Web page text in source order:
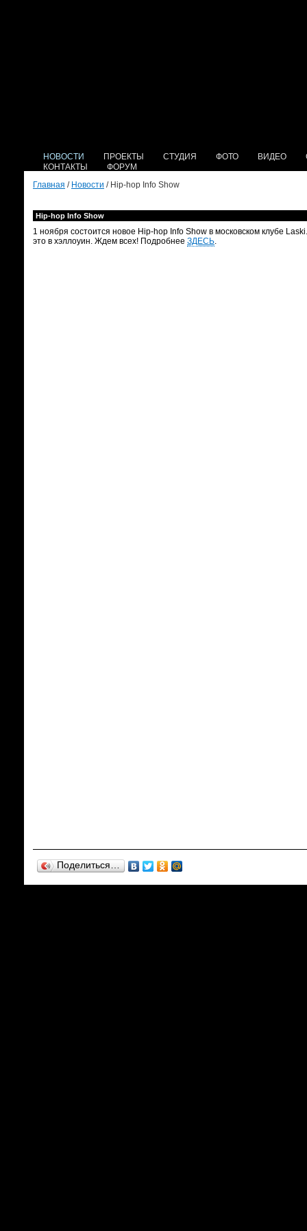
НОВОСТИ ПРОЕКТЫ СТУДИЯ ФОТО ВИДЕО
КОНТАКТЫ
ФОРУМ
Главная / Новости / Hip-hop Info Show
Hip-hop Info Show
1 ноября состоится новое Hip-hop Info Show в московском клубе
это в хэллоуин. Ждем всех! Подробнее ЗДЕСЬ.
Поделиться…